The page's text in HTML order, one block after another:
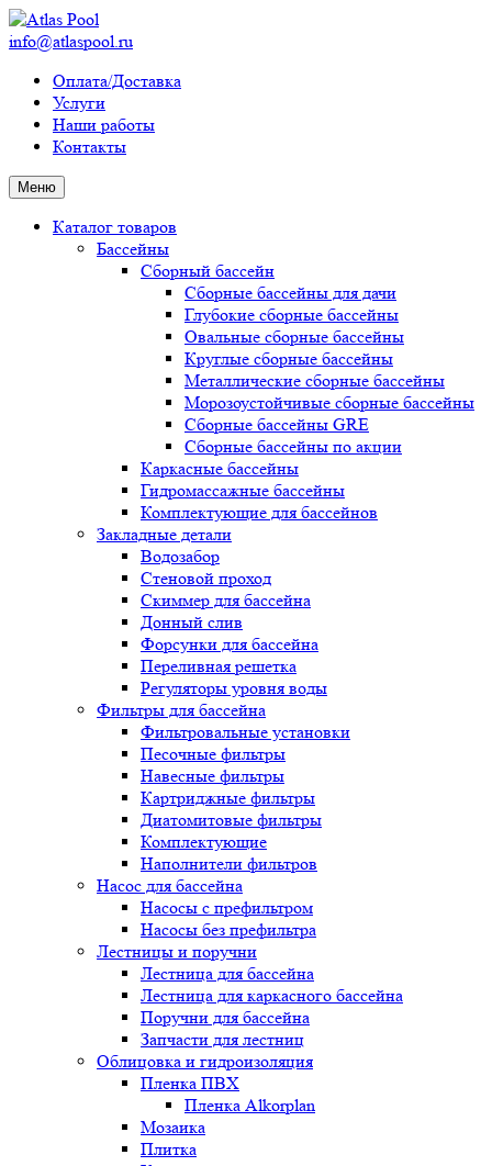
info@atlaspool.ru
Оплата/Доставка
Услуги
Наши работы
Контакты
Меню
Каталог товаров
Бассейны
Сборный бассейн
Сборные бассейны для дачи
Глубокие сборные бассейны
Овальные сборные бассейны
Круглые сборные бассейны
Металлические сборные бассейны
Морозоустойчивые сборные бассейны
Сборные бассейны GRE
Сборные бассейны по акции
Каркасные бассейны
Гидромассажные бассейны
Комплектующие для бассейнов
Закладные детали
Водозабор
Стеновой проход
Скиммер для бассейна
Донный слив
Форсунки для бассейна
Переливная решетка
Регуляторы уровня воды
Фильтры для бассейна
Фильтровальные установки
Песочные фильтры
Навесные фильтры
Картриджные фильтры
Диатомитовые фильтры
Комплектующие
Наполнители фильтров
Насос для бассейна
Насосы с префильтром
Насосы без префильтра
Лестницы и поручни
Лестница для бассейна
Лестница для каркасного бассейна
Поручни для бассейна
Запчасти для лестниц
Облицовка и гидроизоляция
Пленка ПВХ
Пленка Alkorplan
Мозаика
Плитка